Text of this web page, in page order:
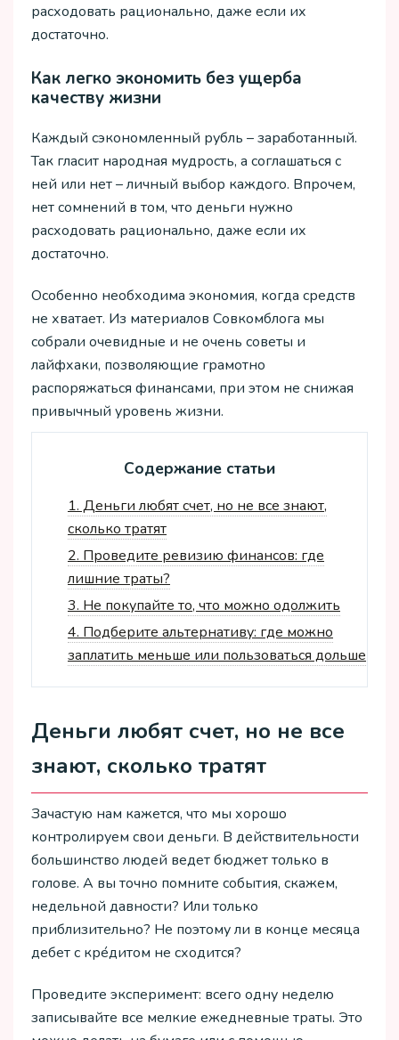
расходовать рационально, даже если их
достаточно.
Как легко экономить без ущерба
качеству жизни
Каждый сэкономленный рубль – заработанный.
Так гласит народная мудрость, а соглашаться с
ней или нет – личный выбор каждого. Впрочем,
нет сомнений в том, что деньги нужно
расходовать рационально, даже если их
достаточно.
Особенно необходима экономия, когда средств
не хватает. Из материалов Совкомблога мы
собрали очевидные и не очень советы и
лайфхаки, позволяющие грамотно
распоряжаться финансами, при этом не снижая
привычный уровень жизни.
Содержание статьи
1. Деньги любят счет, но не все знают,
сколько тратят
2. Проведите ревизию финансов: где
лишние траты?
3. Не покупайте то, что можно одолжить
4. Подберите альтернативу: где можно
заплатить меньше или пользоваться дольше
Деньги любят счет, но не все
знают, сколько тратят
Зачастую нам кажется, что мы хорошо
контролируем свои деньги. В действительности
большинство людей ведет бюджет только в
голове. А вы точно помните события, скажем,
недельной давности? Или только
приблизительно? Не поэтому ли в конце месяца
дебет с кре́дитом не сходится?
Проведите эксперимент: всего одну неделю
записывайте все мелкие ежедневные траты. Это